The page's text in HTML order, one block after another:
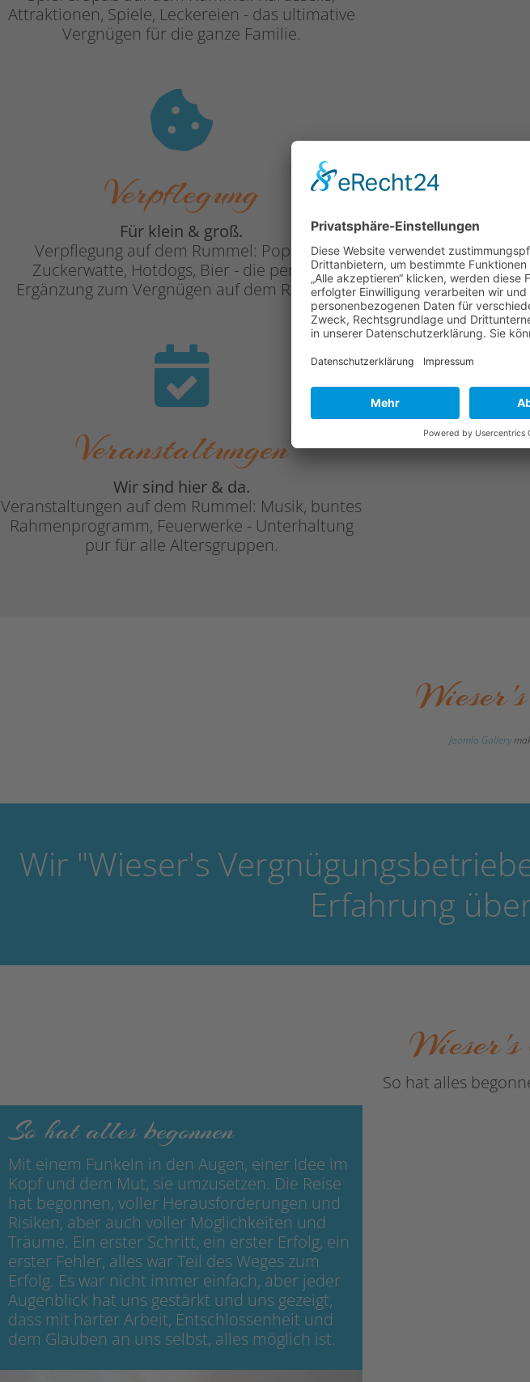
Attraktionen, Spiele, Leckereien - das ultimative
Vergnügen für die ganze Familie.
Verpflegung
Für klein & groß.
Verpflegung auf dem Rummel: Popcorn,
Zuckerwatte, Hotdogs, Bier - die perfekte
Ergänzung zum Vergnügen auf dem Rummel.
Veranstaltungen
Wir sind hier & da.
Veranstaltungen auf dem Rummel: Musik, buntes
Rahmenprogramm, Feuerwerke - Unterhaltung
pur für alle Altersgruppen.
Joomla Gallery
Wir "Wieser's
Erfahrung
So hat alles
So hat alles begonnen
Mit einem Funkeln in den Augen, einer Idee im
Kopf und dem Mut, sie umzusetzen. Die Reise
hat begonnen, voller Herausforderungen und
Risiken, aber auch voller Möglichkeiten und
Träume. Ein erster Schritt, ein erster Erfolg, ein
erster Fehler, alles war Teil des Weges zum
Erfolg. Es war nicht immer einfach, aber jeder
Augenblick hat uns gestärkt und uns gezeigt,
dass mit harter Arbeit, Entschlossenheit und
dem Glauben an uns selbst, alles möglich ist.